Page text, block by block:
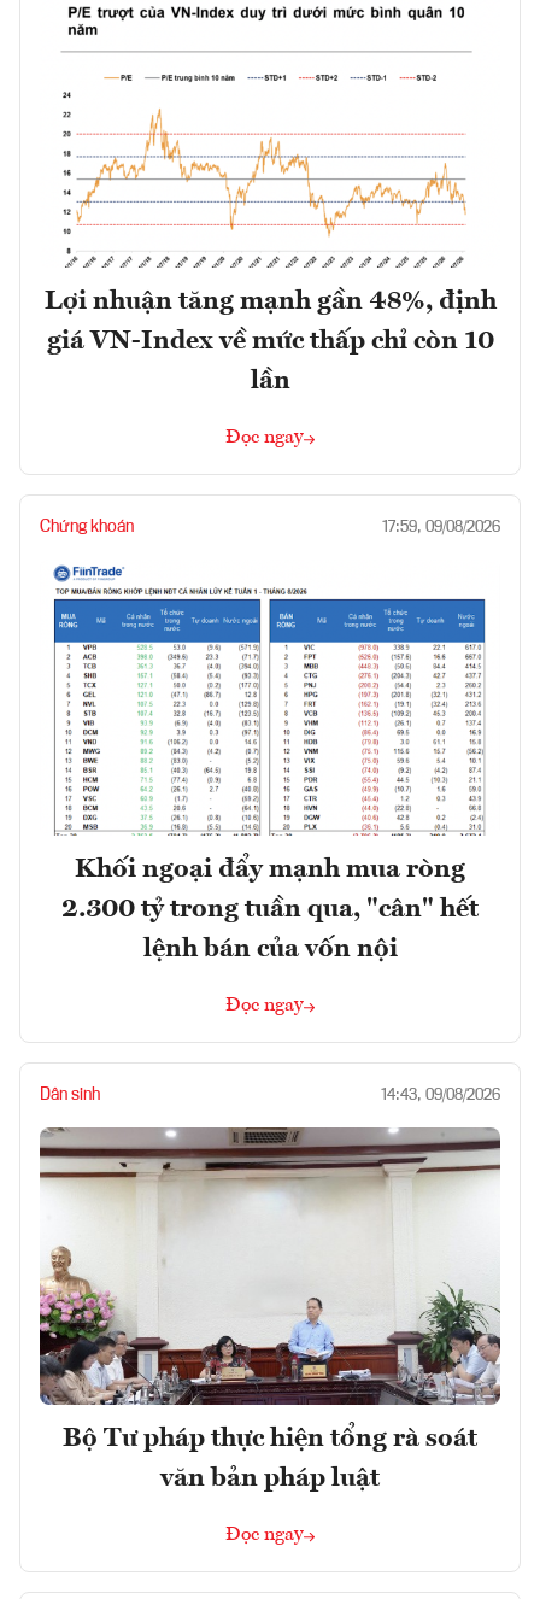
Lợi nhuận tăng mạnh gần 48%, định
giá VN-Index về mức thấp chỉ còn 10
lần
Đọc ngay
Chứng khoán 17:59, 09/08/2026
Khối ngoại đẩy mạnh mua ròng
2.300 tỷ trong tuần qua, "cân" hết
lệnh bán của vốn nội
Đọc ngay
Dân sinh 14:43, 09/08/2026
Bộ Tư pháp thực hiện tổng rà soát
văn bản pháp luật
Đọc ngay